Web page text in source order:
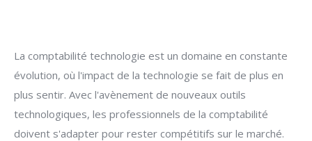
La comptabilité technologie est un domaine en constante
évolution, où l'impact de la technologie se fait de plus en
plus sentir. Avec l'avènement de nouveaux outils
technologiques, les professionnels de la comptabilité
doivent s'adapter pour rester compétitifs sur le marché.